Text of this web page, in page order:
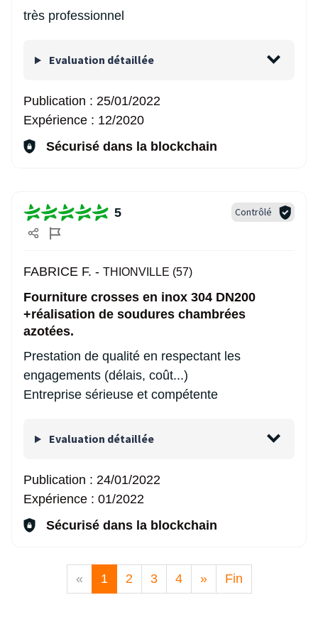
très professionnel
Evaluation détaillée
Publication : 25/01/2022
Expérience : 12/2020
Sécurisé dans la blockchain
5 Contrôlé
FABRICE F. - THIONVILLE (57)
Fourniture crosses en inox 304 DN200
+réalisation de soudures chambrées
azotées.
Prestation de qualité en respectant les
engagements (délais, coût...)
Entreprise sérieuse et compétente
Evaluation détaillée
Publication : 24/01/2022
Expérience : 01/2022
Sécurisé dans la blockchain
« 1 2 3 4 » Fin